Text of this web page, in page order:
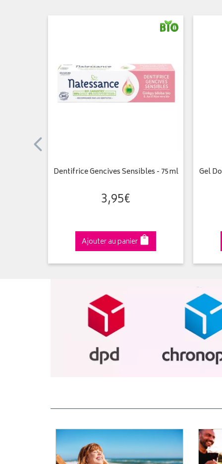
Dentifrice Gencives Sensibles - 75ml
3,95€
Ajouter au panier
Gel